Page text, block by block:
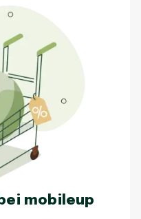
mobileup